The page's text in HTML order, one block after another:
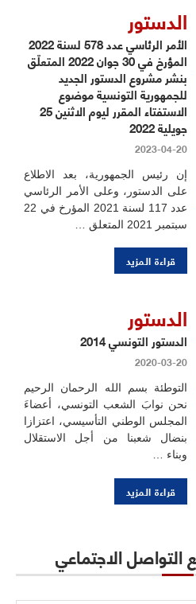
الدستور
الأمر الرئاسي عدد 578 لسنة 2022
المؤرخ في 30 جوان 2022 المتعلّق
بنشر مشروع الدستور الجديد
للجمهورية التونسية موضوع
الاستفتاء المقرر ليوم الاثنين 25
جويلية 2022
2023-04-20
إن رئيس الجمهورية، بعد الاطلاع
على الدستور، وعلى الأمر الرئاسي
عدد 117 لسنة 2021 المؤرخ في 22
سبتمبر 2021 المتعلق …
قراءة المزيد
الدستور
الدستور التونسي 2014
2020-03-20
التوطئة بسم الله الرحمان الرحيم
نحن نوابَ الشعب التونسي، أعضاءَ
المجلس الوطني التأسيسي، اعتزازا
بنضال شعبنا من أجل الاستقلال
وبناء …
قراءة المزيد
التواصل الاجتماعي